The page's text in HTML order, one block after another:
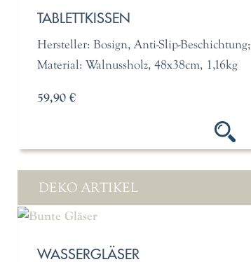
TABLETTKISSEN
Hersteller: Bosign, Anti-Slip-Beschichtung;
Material: Walnussholz, 48x38cm, 1,16kg
59,90 €
DEKO ARTIKEL
WASSERGLÄSER